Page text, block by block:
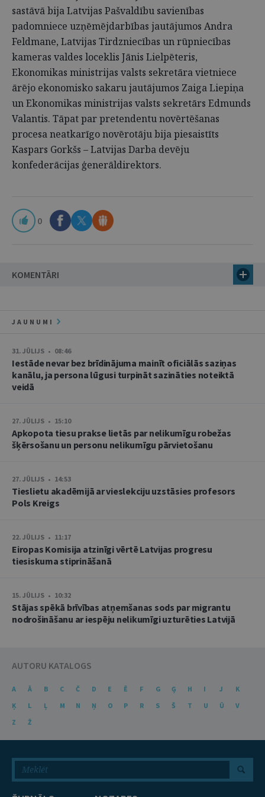
sastāvā bija Latvijas Pašvaldību savienības
padomniece uzņēmējdarbības jautājumos Andra
Feldmane, Latvijas Tirdzniecības un rūpniecības
kameras valdes loceklis Jānis Lielpēteris,
Ekonomikas ministrijas valsts sekretāra vietniece
ārējo ekonomisko sakaru jautājumos Zaiga Liepiņa
un Ekonomikas ministrijas valsts sekretārs Edmunds
Valantis. Tāpat par pretendentu novērtēšanas
procesa neatkarīgo novērotāju bija piesaistīts
Kaspars Gorkšs – Latvijas Darba devēju
konfederācijas ģenerāldirektors.
0
KOMENTĀRI
JAUNUMI
31. JŪLIJS • 08:46
Iestāde nevar bez brīdinājuma mainīt oficiālās saziņas
kanālu, ja persona lūgusi turpināt sazināties noteiktā
veidā
27. JŪLIJS • 15:10
Apkopota tiesu prakse lietās par nelikumīgu robežas
šķērsošanu un personu nelikumīgu pārvietošanu
27. JŪLIJS • 14:53
Tieslietu akadēmijā ar vieslekciju uzstāsies profesors
Pols Kreigs
22. JŪLIJS • 11:17
Eiropas Komisija atzinīgi vērtē Latvijas progresu
tiesiskuma stiprināšanā
15. JŪLIJS • 10:32
Stājas spēkā brīvības atņemšanas sods par migrantu
nodrošināšanu ar iespēju nelikumīgi uzturēties Latvijā
AUTORU KATALOGS
A Ā B C Č D E Ē F G Ģ H I J
K
Ķ
L Ļ M N Ņ O P R S Š T U Ū
V
Z
Ž